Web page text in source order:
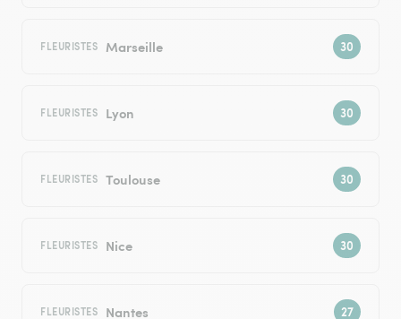
FLEURISTES Marseille
FLEURISTES Lyon
FLEURISTES Toulouse
FLEURISTES Nice
FLEURISTES Nantes